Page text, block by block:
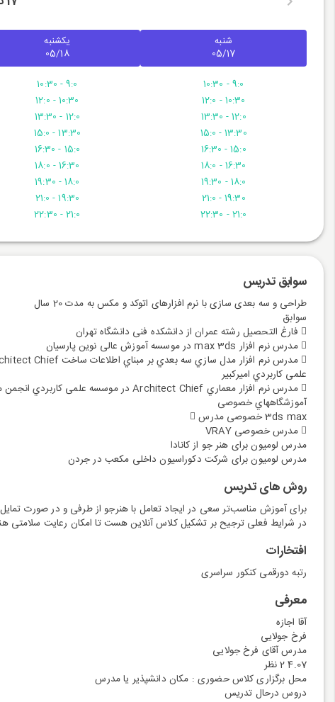
شنبه
05/17
9:0 - 10:30
10:30 - 12:0
12:0 - 13:30
13:30 - 15:0
15:0 - 16:30
16:30 - 18:0
18:0 - 19:30
19:30 - 21:0
21:0 - 22:30
یکشنبه
05/18
9:0 - 10:30
10:30 - 12:0
12:0 - 13:30
13:30 - 15:0
15:0 - 16:30
16:30 - 18:0
18:0 - 19:30
19:30 - 21:0
21:0 - 22:30
سوابق تدریس
طراحی و سه بعدی سازی با نرم افزارهای اتوکد و مکس به مدت 20 سال
سوابق
 فارغ التحصیل رشته عمران از دانشکده فنی دانشگاه تهران
 مدرس نرم افزار max 3ds در موسسه آموزش عالی نوین پارسیان
 مدرس نرم افزار مدل سازي سه بعدي بر مبناي اطلاعات ساخت Architect Chief در موسسه
علمی کاربردي امیرکبیر
 مدرس نرم افزار معماري Architect Chief در موسسه علمی کاربردي انجمن مبل ایران و
آموزشگاههاي خصوصی
3ds max خصوصی مدرس 
 مدرس خصوصی VRAY
مدرس لومیون برای هنر جو از کانادا
مدرس لومیون برای شرکت دکوراسیون داخلی مکعب در جردن
روش های تدریس
برای آموزش مناسب‌تر سعی در ایجاد تعامل با هنرجو از طرفی و در صورت
در شرایط فعلی ترجیح بر تشکیل کلاس آنلاین هست تا امکان رعایت سلامتی هنرجویان و
افتخارات
رتبه دورقمی کنکور سراسری
معرفی
آقا اجازه
فرخ جولایی
مدرس آقای فرخ جولایی
4.07 2 نظر
محل برگزاری کلاس حضوری : مکان دانشپذیر یا مدرس
دروس درحال تدریس